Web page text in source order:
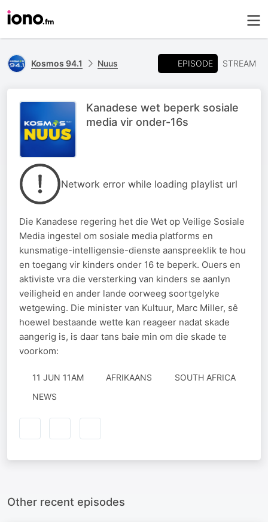
Kosmos 94.1 Nuus EPISODE STREAM
Kanadese wet beperk sosiale
media vir onder-16s
Network error while loading playlist url
Die Kanadese regering het die Wet op Veilige Sosiale
Media ingestel om sosiale media platforms en
kunsmatige-intelligensie-dienste aanspreeklik te hou
en toegang vir kinders onder 16 te beperk. Ouers en
aktiviste vra die versterking van kinders se aanlyn
veiligheid en ander lande oorweeg soortgelyke
wetgewing. Die minister van Kultuur, Marc Miller, sê
hoewel bestaande wette kan reageer nadat skade
aangerig is, is daar tans baie min om die skade te
voorkom:
11 JUN 11AM AFRIKAANS
SOUTH AFRICA
NEWS
Other recent episodes